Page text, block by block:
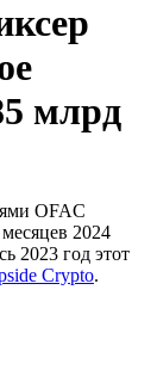
млрд
OFAC
2024
2023 год этот
Crypto.